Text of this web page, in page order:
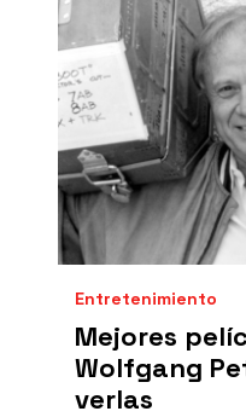
Entretenimiento
Mejores
Wolfgang
verlas